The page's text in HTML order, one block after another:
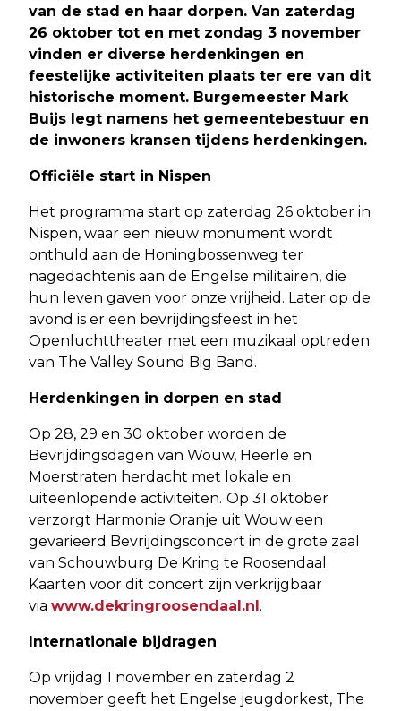
van de stad en haar dorpen. Van zaterdag
26 oktober tot en met zondag 3 november
vinden er diverse herdenkingen en
feestelijke activiteiten plaats ter ere van dit
historische moment. Burgemeester Mark
Buijs legt namens het gemeentebestuur en
de inwoners kransen tijdens herdenkingen.
Officiële start in Nispen
Het programma start op zaterdag 26 oktober in
Nispen, waar een nieuw monument wordt
onthuld aan de Honingbossenweg ter
nagedachtenis aan de Engelse militairen, die
hun leven gaven voor onze vrijheid. Later op de
avond is er een bevrijdingsfeest in het
Openluchttheater met een muzikaal optreden
van The Valley Sound Big Band.
Herdenkingen in dorpen en stad
Op 28, 29 en 30 oktober worden de
Bevrijdingsdagen van Wouw, Heerle en
Moerstraten herdacht met lokale en
uiteenlopende activiteiten. Op 31 oktober
verzorgt Harmonie Oranje uit Wouw een
gevarieerd Bevrijdingsconcert in de grote zaal
van Schouwburg De Kring te Roosendaal.
Kaarten voor dit concert zijn verkrijgbaar
via www.dekringroosendaal.nl .
Internationale bijdragen
Op vrijdag 1 november en zaterdag 2
november geeft het Engelse jeugdorkest, The